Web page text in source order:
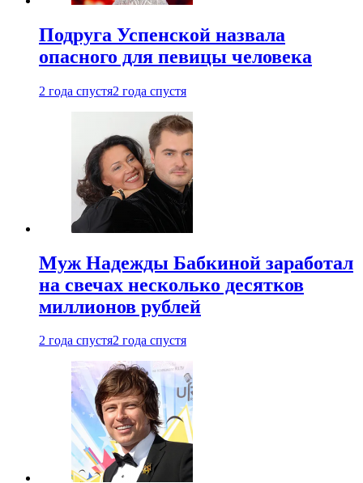
Подруга Успенской назвала
опасного для певицы человека
2 года спустя2 года спустя
Муж Надежды Бабкиной заработал
на свечах несколько десятков
миллионов рублей
2 года спустя2 года спустя